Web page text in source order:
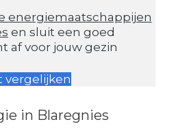
energiemaatschappijen
en sluit een goed
af voor jouw gezin
vergelijken
in Blaregnies